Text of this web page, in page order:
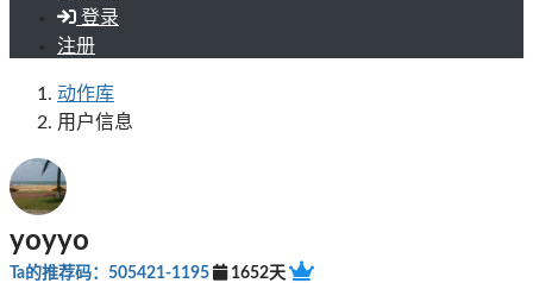
登录
注册
动作库
用户信息
yoyyo
Ta的推荐码：505421-1195 1652天